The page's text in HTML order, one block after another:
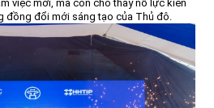
án đầu tư
▼
việc mới, mà còn cho thấy nỗ lực kiến
đồng đổi mới sáng tạo của Thủ đô.